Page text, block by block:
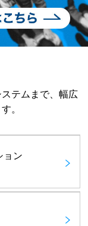
テムまで、幅広
。
ョン